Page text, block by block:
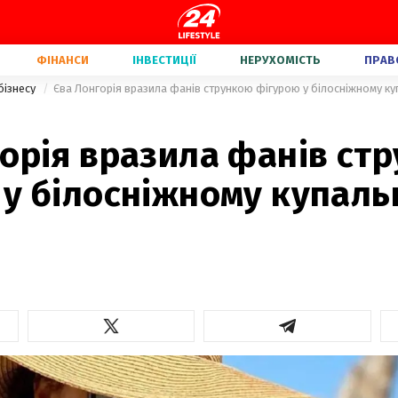
ФІНАНСИ ІНВЕСТИЦІЇ НЕРУХОМІСТЬ
Єва Лонгорія вразила фанів стрункою фігурою у білосніжному
вразила фанів
білосніжному